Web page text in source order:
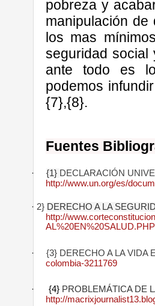
pobreza y
manipulación de
los mas
seguridad social
ante todo es
podemos
{7},{8}.
Fuentes
· {1} DECLARACIÓN
http://www.un.org/es/
· 2} DERECHO A LA
http://
AL%20EN%20SALUD.PHP
·
{3} DERECHO A LA VIDA
colombia-3211769
· {4} PROBLEMÁTICA DE
http://